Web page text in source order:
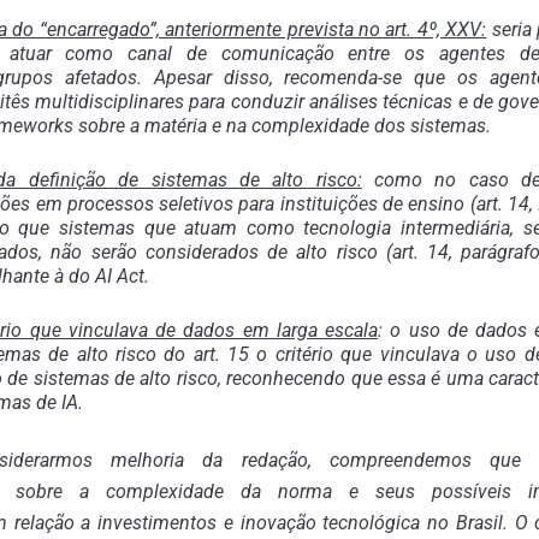
do “encarregado”, anteriormente prevista no art. 4º, XXV: seria
atuar como canal de comunicação entre os agentes
afetados. Apesar disso, recomenda-se que os
multidisciplinares para conduzir análises técnicas e de
sobre a matéria e na complexidade dos sistemas.
definição de sistemas de alto risco:como no caso
em processos seletivos para instituições de ensino (art. 14,
que sistemas que atuam como tecnologia intermediária,
não serão considerados de alto risco (art. 14,
à do AI Act.
que vinculava de dados em larga escala: o uso de dados
de alto risco do art. 15 o critério que vinculava o uso
de sistemas de alto risco, reconhecendo que essa é uma
de IA.
melhoria da redação, compreendemos que
sobre a complexidade da norma e seus possíveis
relação a investimentos e inovação tecnológica no Brasil. O